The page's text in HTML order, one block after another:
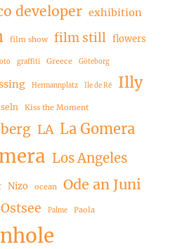
developer exhibition
film show film still flowers
graffiti Greece Göteborg
Hermannplatz Ile de Ré Illy
Kiss the Moment
LA La Gomera
Los Angeles
Nizo ocean
Ode an Juni
Ostsee Palme Paola